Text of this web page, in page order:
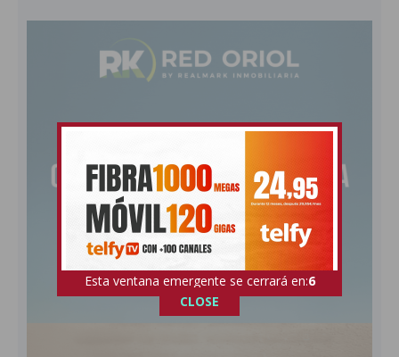
Esta ventana emergente se cerrará en:4
CLOSE